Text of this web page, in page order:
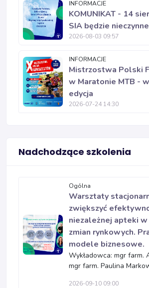
INFORMACJE
KOMUNIKAT - 14
SIA będzie nieczynne
2026-08-03 09:57
INFORMACJE
Mistrzostwa Polski
w Maratonie MTB -
edycja
2026-07-24 14:30
Nadchodzące szkolenia
Ogólna
Warsztaty
zwiększyć
niezależnej apteki
zmian rynkowych.
modele biznesowe.
Wykładowca: mgr farm.
mgr farm. Paulina
2026-09-10 09:00